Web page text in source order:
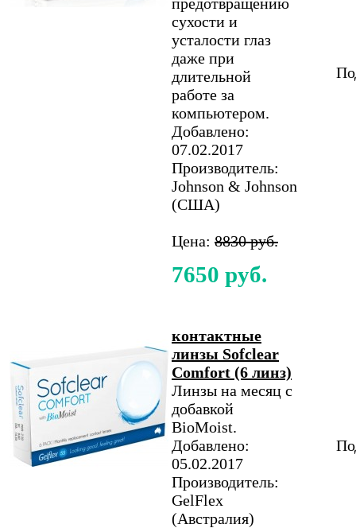
сухости и
усталости глаз
даже при
длительной
работе за
компьютером.
Добавлено:
07.02.2017
Производитель:
Johnson & Johnson
(США)
Цена: 8830 руб.
7650 руб.
контактные
линзы Sofclear
Comfort (6 линз)
Линзы на месяц с
добавкой
BioMoist.
Добавлено:
05.02.2017
Производитель:
GelFlex
(Австралия)